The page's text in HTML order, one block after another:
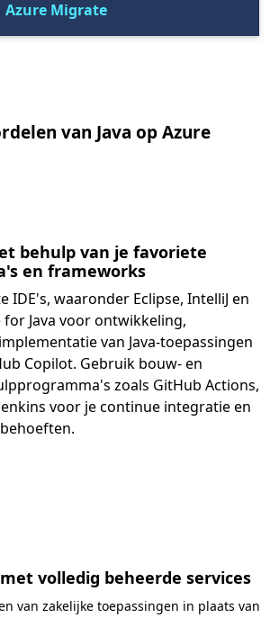
Azure Migrate
van Java op Azure
behulp van je favoriete
en frameworks
IDE's, waaronder Eclipse, IntelliJ en
for Java voor ontwikkeling,
van Java-toepassingen
Copilot. Gebruik bouw- en
zoals GitHub Actions,
voor je continue integratie en
volledig beheerde services
van zakelijke toepassingen in plaats van